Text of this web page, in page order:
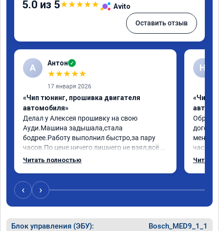
5.0 из 5★★★★★ Avito
Оставить отзыв
А Антон ✓
★★★★★
17 января 2026
«Чип тюнинг, прошивка двигателя
автомобиля»
Делал у Алексея прошивку на свою
Ауди.Машина задышала,стала
бодрее.Работу выполнил быстро,за пару
часов.По цене ничего лишнего не взял,всё
как договаривались заранее.После работы
случае поломки авто.Однозначно
рекомендую Алексея как грамотного
специалиста!
Читать полностью
Н
«Чип
меня
час
Арман
Читать
‹ ›
Блок управления (ЭБУ): Bosch_MED9_1_1